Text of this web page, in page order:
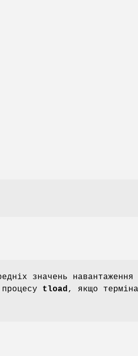
значень навантаження
tload , якщо